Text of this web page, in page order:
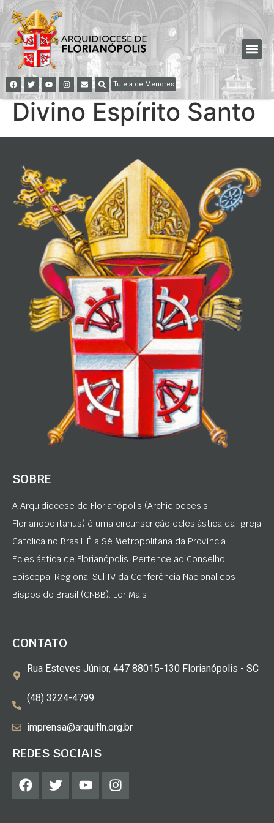
Tutela de Menores
Divino Espírito Santo
SOBRE
A Arquidiocese de Florianópolis (Archidioecesis
Florianopolitanus) é uma circunscrição eclesiástica da Igreja
Católica no Brasil. É a Sé Metropolitana da Província
Eclesiástica de Florianópolis. Pertence ao Conselho
Episcopal Regional Sul IV da Conferência Nacional dos
Bispos do Brasil (CNBB). Ler Mais
CONTATO
Rua Esteves Júnior, 447 88015-130 Florianópolis - SC
(48) 3224-4799
imprensa@arquifln.org.br
REDES SOCIAIS